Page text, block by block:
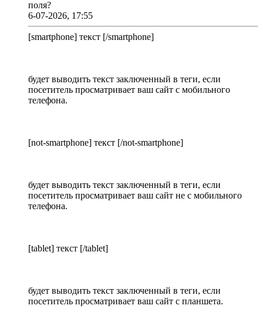
поля?
6-07-2026, 17:55
[smartphone] текст [/smartphone]
будет выводить текст заключенный в теги, если
посетитель просматривает ваш сайт с мобильного
телефона.
[not-smartphone] текст [/not-smartphone]
будет выводить текст заключенный в теги, если
посетитель просматривает ваш сайт не с мобильного
телефона.
[tablet] текст [/tablet]
будет выводить текст заключенный в теги, если
посетитель просматривает ваш сайт с планшета.